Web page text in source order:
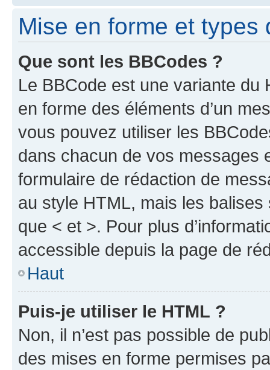
Mise en forme et types
Que sont les BBCodes ?
Le BBCode est une variante du
en forme des éléments d’un
vous pouvez utiliser les
dans chacun de vos messages
formulaire de rédaction de
au style HTML, mais les
que < et >. Pour plus
accessible depuis la page de
Haut
Puis-je utiliser le HTML ?
Non, il n’est pas possible de
des mises en forme permises